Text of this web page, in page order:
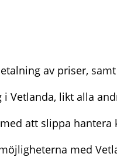
av priser,
Vetlanda, likt alla
att slippa
med